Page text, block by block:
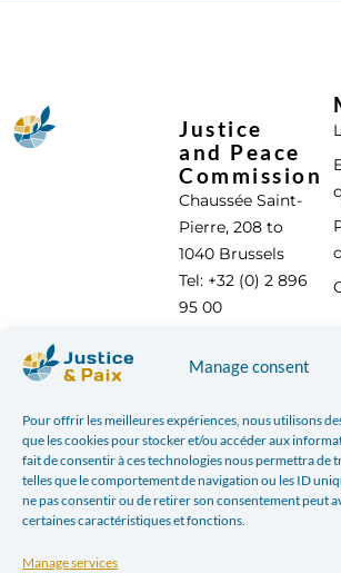
Manage consent
Pour offrir les meilleures expériences, nous utilisons
que les cookies pour stocker et/ou accéder aux
fait de consentir à ces technologies nous permettra de
telles que le comportement de navigation ou les ID
ne pas consentir ou de retirer son consentement peut
certaines caractéristiques et fonctions.
Manage services
Justice
and Peace
Commission
Chaussée Saint-
Pierre, 208 to
1040 Brussels
Tel: +32 (0) 2 896
95 00
With the support of :